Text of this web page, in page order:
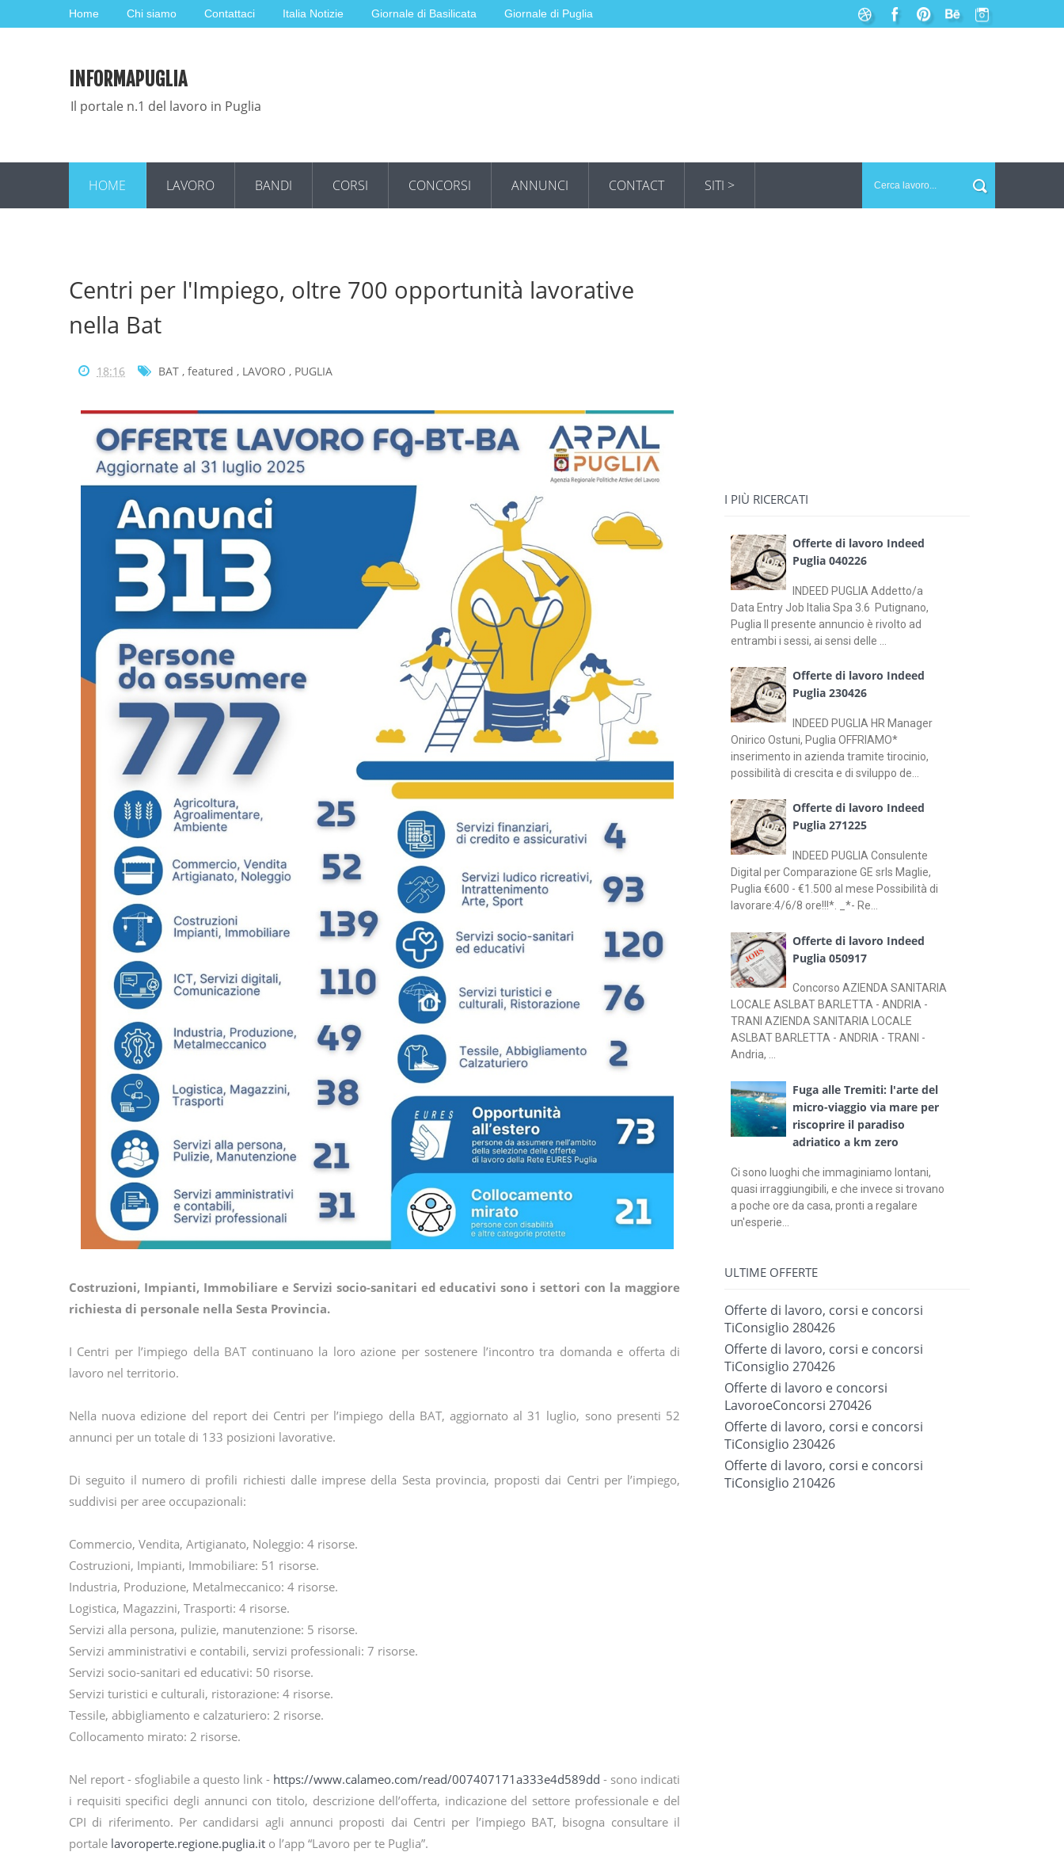
Home Chi siamo Contattaci Italia Notizie Giornale di Basilicata Giornale di Puglia
INFORMAPUGLIA
Il portale n.1 del lavoro in Puglia
HOME LAVORO BANDI CORSI CONCORSI ANNUNCI CONTACT SITI >
Centri per l'Impiego, oltre 700 opportunità lavorative
nella Bat
18:16 BAT , featured , LAVORO , PUGLIA
Costruzioni, Impianti, Immobiliare e Servizi socio-sanitari ed educativi sono i settori con la maggiore
richiesta di personale nella Sesta Provincia.
I Centri per l’impiego della BAT continuano la loro azione per sostenere l’incontro tra domanda e offerta di
lavoro nel territorio.
Nella nuova edizione del report dei Centri per l’impiego della BAT, aggiornato al 31 luglio, sono presenti 52
annunci per un totale di 133 posizioni lavorative.
Di seguito il numero di profili richiesti dalle imprese della Sesta provincia, proposti dai Centri per l’impiego,
suddivisi per aree occupazionali:
Commercio, Vendita, Artigianato, Noleggio: 4 risorse.
Costruzioni, Impianti, Immobiliare: 51 risorse.
Industria, Produzione, Metalmeccanico: 4 risorse.
Logistica, Magazzini, Trasporti: 4 risorse.
Servizi alla persona, pulizie, manutenzione: 5 risorse.
Servizi amministrativi e contabili, servizi professionali: 7 risorse.
Servizi socio-sanitari ed educativi: 50 risorse.
Servizi turistici e culturali, ristorazione: 4 risorse.
Tessile, abbigliamento e calzaturiero: 2 risorse.
Collocamento mirato: 2 risorse.
Nel report - sfogliabile a questo link - https://www.calameo.com/read/007407171a333e4d589dd - sono indicati
i requisiti specifici degli annunci con titolo, descrizione dell’offerta, indicazione del settore professionale e del
CPI di riferimento. Per candidarsi agli annunci proposti dai Centri per l’impiego BAT, bisogna consultare il
portale lavoroperte.regione.puglia.it o l’app “Lavoro per te Puglia”.
I PIÙ RICERCATI
Offerte di lavoro Indeed
Puglia 040226
INDEED PUGLIA Addetto/a
Data Entry Job Italia Spa 3.6 Putignano,
Puglia Il presente annuncio è rivolto ad
entrambi i sessi, ai sensi delle ...
Offerte di lavoro Indeed
Puglia 230426
INDEED PUGLIA HR Manager
Onirico Ostuni, Puglia OFFRIAMO*
inserimento in azienda tramite tirocinio,
possibilità di crescita e di sviluppo de...
Offerte di lavoro Indeed
Puglia 271225
INDEED PUGLIA Consulente
Digital per Comparazione GE srls Maglie,
Puglia €600 - €1.500 al mese Possibilità di
lavorare:4/6/8 ore!!!*. _*- Re...
Offerte di lavoro Indeed
Puglia 050917
Concorso AZIENDA SANITARIA
LOCALE ASLBAT BARLETTA - ANDRIA -
TRANI AZIENDA SANITARIA LOCALE
ASLBAT BARLETTA - ANDRIA - TRANI -
Andria, ...
Fuga alle Tremiti: l'arte del
micro-viaggio via mare per
riscoprire il paradiso
adriatico a km zero
Ci sono luoghi che immaginiamo lontani,
quasi irraggiungibili, e che invece si trovano
a poche ore da casa, pronti a regalare
un'esperie...
ULTIME OFFERTE
Offerte di lavoro, corsi e concorsi
TiConsiglio 280426
Offerte di lavoro, corsi e concorsi
TiConsiglio 270426
Offerte di lavoro e concorsi
LavoroeConcorsi 270426
Offerte di lavoro, corsi e concorsi
TiConsiglio 230426
Offerte di lavoro, corsi e concorsi
TiConsiglio 210426